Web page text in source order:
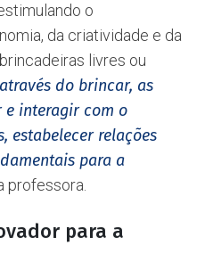
o
da criatividade e da
livres ou
do brincar, as
e interagir com o
estabelecer relações
para a
professora.
para a